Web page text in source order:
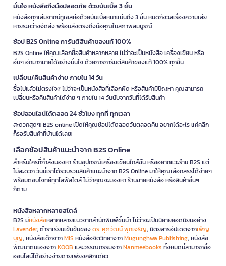
มั่นใจ หนังสือถึงมือปลอดภัย ด้วยบับเบิ้ล 3 ชั้น
หนังสือทุกเล่มจากบีทูเอสห่อด้วยบับเบิ้ลหนาแน่นถึง 3 ชั้น หมดกังวลเรื่องความเสีย
หายระหว่างจัดส่ง พร้อมส่งตรงถึงมือคุณในสภาพสมบูรณ์
ช้อป B2S Online การันตีสินค้าของแท้ 100%
B2S Online ให้คุณเลือกซื้อสินค้าหลากหลาย ไม่ว่าจะเป็นหนังสือ เครื่องเขียน หรือ
อื่นๆ อีกมากมายได้อย่างมั่นใจ ด้วยการการันตีสินค้าของแท้ 100% ทุกชิ้น
เปลี่ยน/คืนสินค้าง่าย ภายใน 14 วัน
ซื้อไปแล้วไม่ตรงใจ? ไม่ว่าจะเป็นหนังสือที่เลือกผิด หรือสินค้ามีปัญหา คุณสามารถ
เปลี่ยนหรือคืนสินค้าได้ง่าย ๆ ภายใน 14 วันนับจากวันที่ได้รับสินค้า
ช้อปออนไลน์ได้ตลอด 24 ชั่วโมง ทุกที่ ทุกเวลา
สะดวกสุดๆ! B2S online เปิดให้คุณช้อปได้ตลอดวันตลอดคืน อยากได้อะไร แค่คลิก
ก็รอรับสินค้าที่บ้านได้เลย!
เลือกช้อปสินค้าแนะนำจาก B2S Online
สำหรับใครที่กำลังมองหา ร้านอุปกรณ์เครื่องเขียนใกล้ฉัน หรืออยากแวะร้าน B2S แต่
ไม่สะดวก วันนี้เราได้รวบรวมสินค้าแนะนำจาก B2S Online มาให้คุณเลือกสรรได้ง่ายๆ
พร้อมตอบโจทย์ทุกไลฟ์สไตล์ ไม่ว่าคุณจะมองหา ร้านขายหนังสือ หรือสินค้าอื่นๆ
ก็ตาม
หนังสือหลากหลายสไตล์
B2S มีหนังสือหลากหลายแนวจากสำนักพิมพ์ชั้นนำ ไม่ว่าจะเป็นนิยายยอดนิยมอย่าง
Lavender, ตำราเรียนเข้มข้นของดร. ศุภวัฒน์ พุกเจริญ, นิตยสารอัปเดตจากเพ็ญ
บุญ, หนังสือเด็กจากMIS หนังสือจิตวิทยาจากMugunghwa Publishing, หนังสือ
พัฒนาตนเองจากKOOB และวรรณกรรมจากNanmeebooks ทั้งหมดนี้สามารถซื้อ
ออนไลน์ได้อย่างง่ายดายเพียงคลิกเดียว